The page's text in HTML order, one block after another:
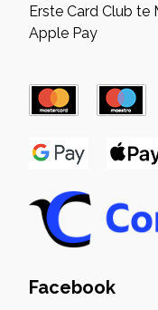
Erste Card Club te
Apple Pay
Facebook